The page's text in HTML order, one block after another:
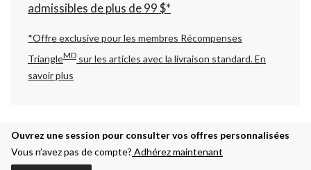
admissibles de plus de 99 $*
*Offre exclusive pour les membres Récompenses
TriangleMD sur les articles avec la livraison standard.En
savoir plus
Ouvrez une session pour consulter vos offres personnalisées
Vous n’avez pas de compte? Adhérez maintenant